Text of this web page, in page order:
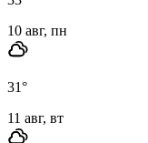
10 авг, пн
31°
11 авг, вт